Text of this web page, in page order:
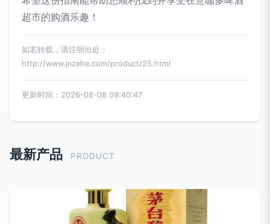
超市的购酒乐趣！
如若转载，请注明出处：
http://www.jnzehe.com/product/25.html
更新时间：2026-08-08 09:40:47
最新产品 PRODUCT